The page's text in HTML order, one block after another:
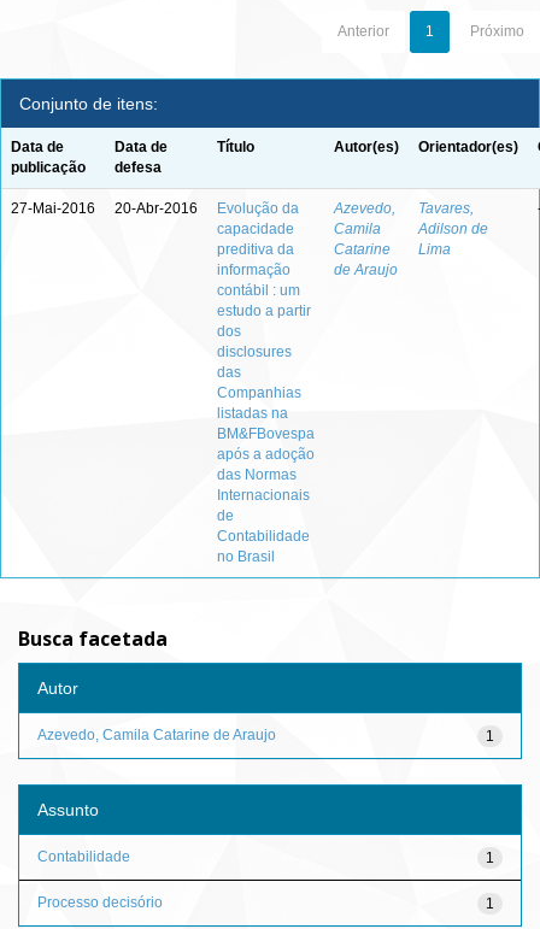
Anterior 1 Próximo
Conjunto de itens:
Data de
publicação
Data de
defesa
Título Autor(es) Orientador(es)
27-Mai-2016 20-Abr-2016
Evolução da
capacidade
preditiva da
informação
contábil : um
estudo a partir
dos
disclosures
das
Companhias
listadas na
BM&FBovespa
após a adoção
das Normas
Internacionais
de
Contabilidade
no Brasil
Azevedo,
Camila
Catarine
de Araujo
Tavares,
Adilson de
Lima
Busca facetada
Autor
1
Azevedo, Camila Catarine de Araujo
Assunto
1
Contabilidade
1
Processo decisório